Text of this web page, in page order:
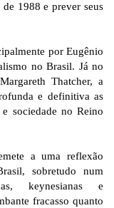
1988 e prever seus
por Eugênio
no Brasil. Já no
Thatcher, a
e definitiva as
sociedade no Reino
a uma reflexão
sobretudo num
keynesianas e
fracasso quanto